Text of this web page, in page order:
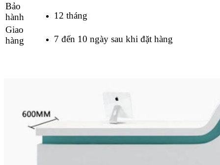
Bảo
hành
12 tháng
Giao
hàng
7 đến 10 ngày sau khi đặt hàng